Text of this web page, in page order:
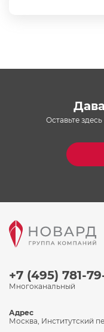
Оставьте
+7 (495) 781-
Многоканальный
Адрес
Москва, Институтский